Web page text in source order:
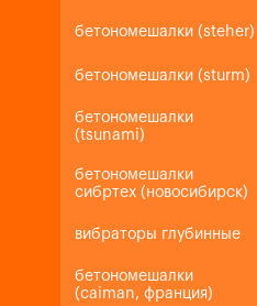
бетономешалки (steher)
бетономешалки (sturm)
бетономешалки
(tsunami)
бетономешалки
сибртех (новосибирск)
вибраторы глубинные
бетономешалки
(caiman, франция)